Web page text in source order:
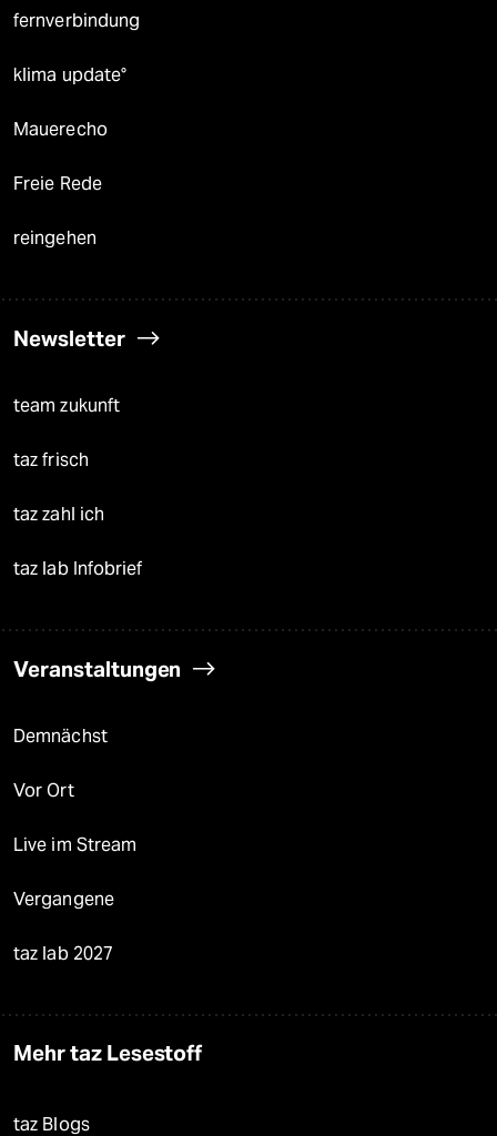
fernverbindung
klima update°
Mauerecho
Freie Rede
reingehen
Newsletter
team zukunft
taz frisch
taz zahl ich
taz lab Infobrief
Veranstaltungen
Demnächst
Vor Ort
Live im Stream
Vergangene
taz lab 2027
Mehr taz Lesestoff
taz Blogs